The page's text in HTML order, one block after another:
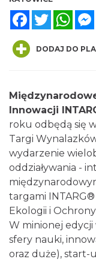
Katowice
0.00 km
LORD OF THE
Katowice
0.00 km
FacebookTwitter
DODAJ DO
Innowacji
roku odbędą się
Targi
wydarzenie
oddziaływania -
targami
Ekologii i
W minionej edycji
sfery nauki,
oraz duże), start-